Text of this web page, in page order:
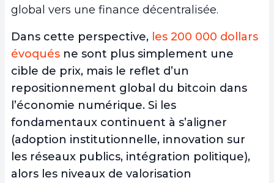
global vers une finance décentralisée.
Dans cette perspective, les 200 000 dollars
évoqués ne sont plus simplement une
cible de prix, mais le reflet d’un
repositionnement global du bitcoin dans
l’économie numérique. Si les
fondamentaux continuent à s’aligner
(adoption institutionnelle, innovation sur
les réseaux publics, intégration politique),
alors les niveaux de valorisation